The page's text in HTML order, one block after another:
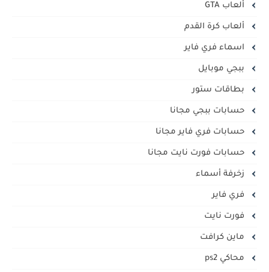
ألعاب GTA
ألعاب كرة القدم
اسماء فري فاير
ببجي موبايل
بطاقات ستور
حسابات ببجي مجانا
حسابات فري فاير مجانا
حسابات فورت نايت مجانا
زخرفة أسماء
فري فاير
فورت نايت
ماين كرافت
محاكي ps2